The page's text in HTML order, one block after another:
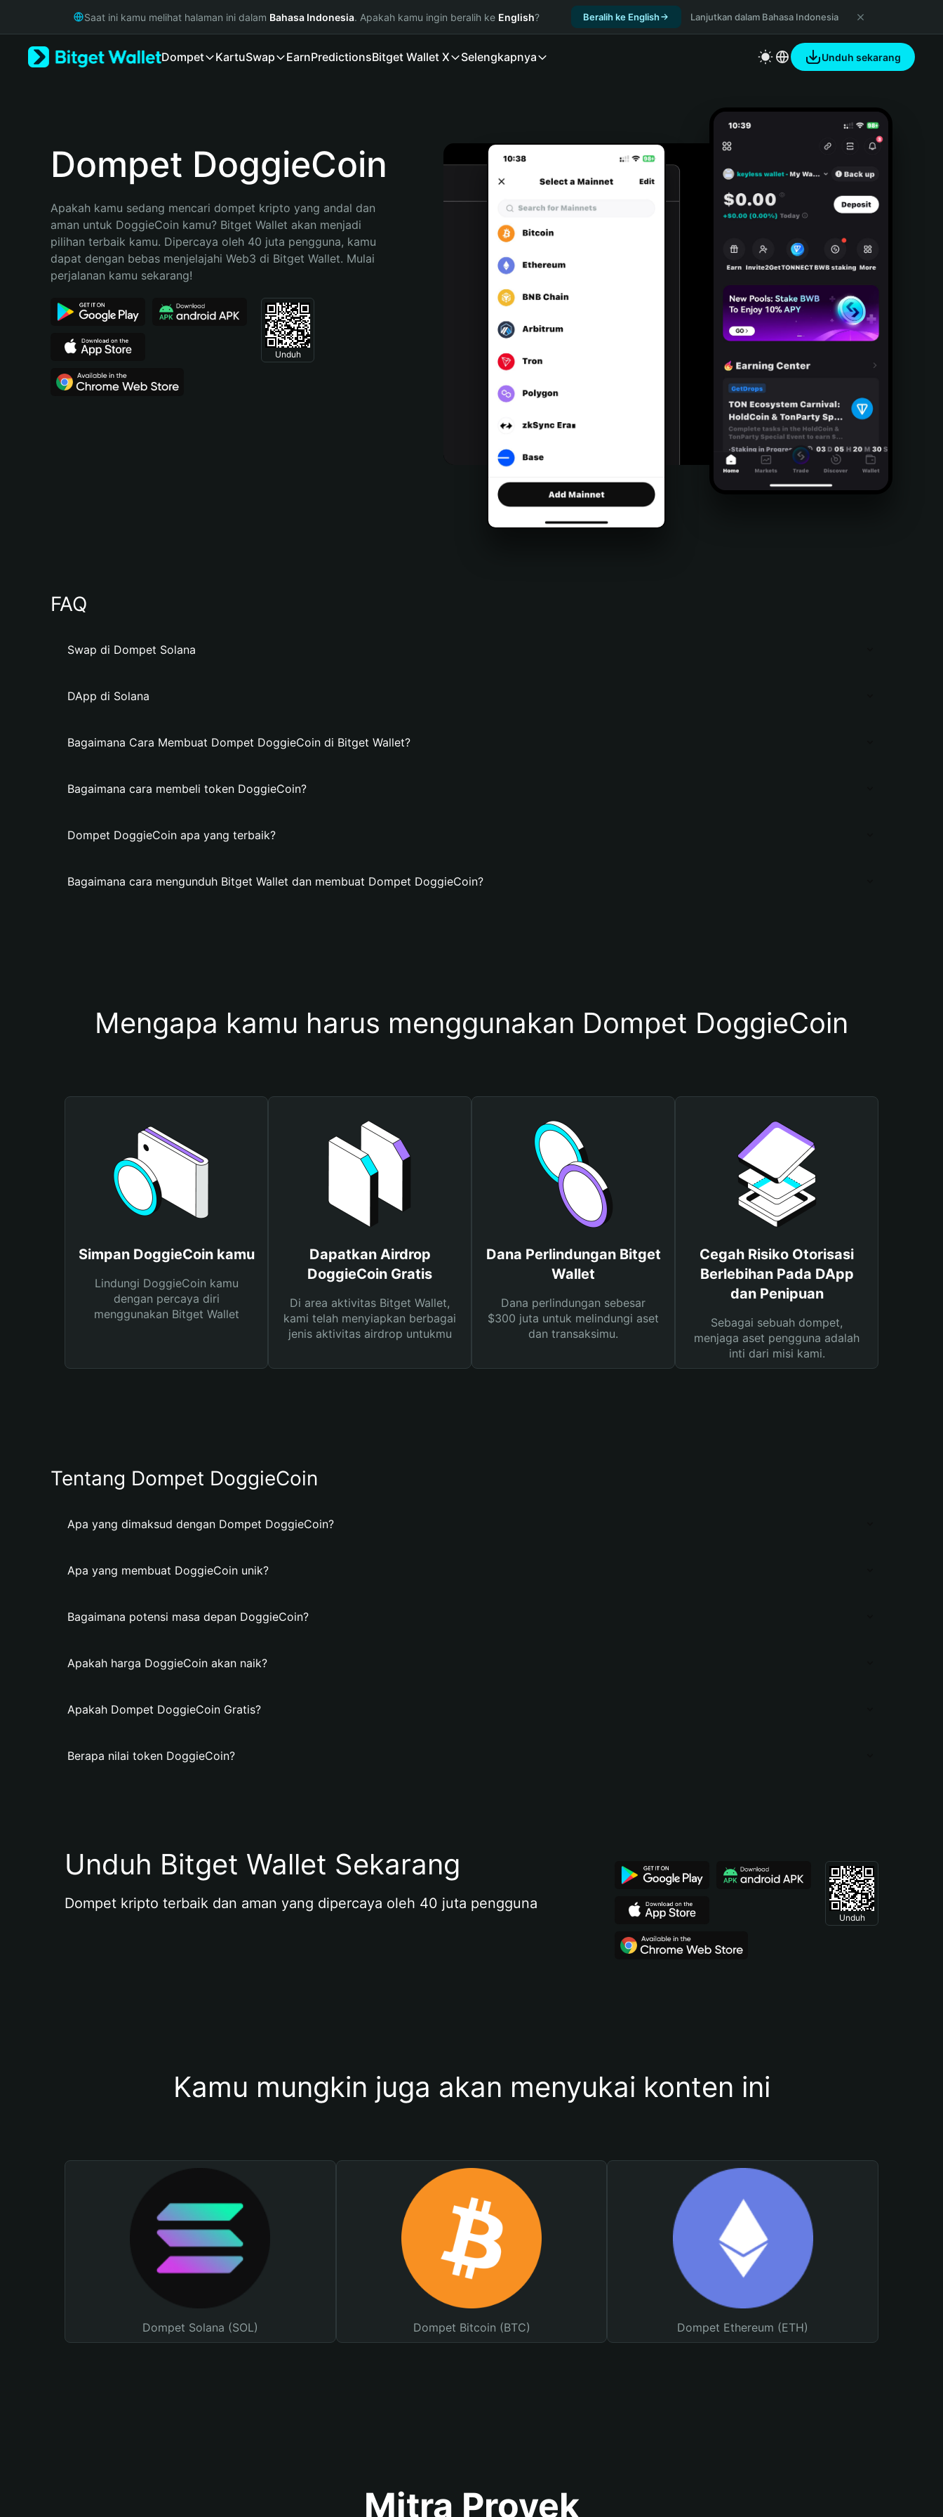
Русский
Bahasa Indonesia
Español (Argentina)
Saat ini kamu melihat halaman ini dalam Bahasa Indonesia. Apakah kamu ingin beralih ke English? Beralih ke English Lanjutkan dalam Bahasa Indonesia
Dompet KartuSwap EarnPredictionsBitget Wallet X Selengkapnya Unduh sekarang
Dompet DoggieCoin
Apakah kamu sedang mencari dompet kripto yang andal dan
aman untuk DoggieCoin kamu? Bitget Wallet akan menjadi
pilihan terbaik kamu. Dipercaya oleh 40 juta pengguna, kamu
dapat dengan bebas menjelajahi Web3 di Bitget Wallet. Mulai
perjalanan kamu sekarang!
Unduh
FAQ
Swap di Dompet Solana
DApp di Solana
Bagaimana Cara Membuat Dompet DoggieCoin di Bitget Wallet?
Bagaimana cara membeli token DoggieCoin?
Dompet DoggieCoin apa yang terbaik?
Bagaimana cara mengunduh Bitget Wallet dan membuat Dompet DoggieCoin?
Mengapa kamu harus menggunakan Dompet DoggieCoin
Simpan DoggieCoin kamu
Lindungi DoggieCoin kamu
dengan percaya diri
menggunakan Bitget Wallet
Dapatkan Airdrop
DoggieCoin Gratis
Di area aktivitas Bitget Wallet,
kami telah menyiapkan berbagai
jenis aktivitas airdrop untukmu
Dana Perlindungan Bitget
Wallet
Dana perlindungan sebesar
$300 juta untuk melindungi aset
dan transaksimu.
Cegah Risiko Otorisasi
Berlebihan Pada DApp
dan Penipuan
Sebagai sebuah dompet,
menjaga aset pengguna adalah
inti dari misi kami.
Tentang Dompet DoggieCoin
Apa yang dimaksud dengan Dompet DoggieCoin?
Apa yang membuat DoggieCoin unik?
Bagaimana potensi masa depan DoggieCoin?
Apakah harga DoggieCoin akan naik?
Apakah Dompet DoggieCoin Gratis?
Berapa nilai token DoggieCoin?
Unduh Bitget Wallet Sekarang
Dompet kripto terbaik dan aman yang dipercaya oleh 40 juta pengguna
Unduh
Kamu mungkin juga akan menyukai konten ini
Dompet Solana (SOL) Dompet Bitcoin (BTC) Dompet Ethereum (ETH)
Mitra Proyek